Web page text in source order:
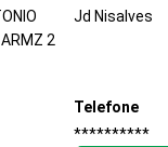
2
Jd Nisalves
Telefone
**********